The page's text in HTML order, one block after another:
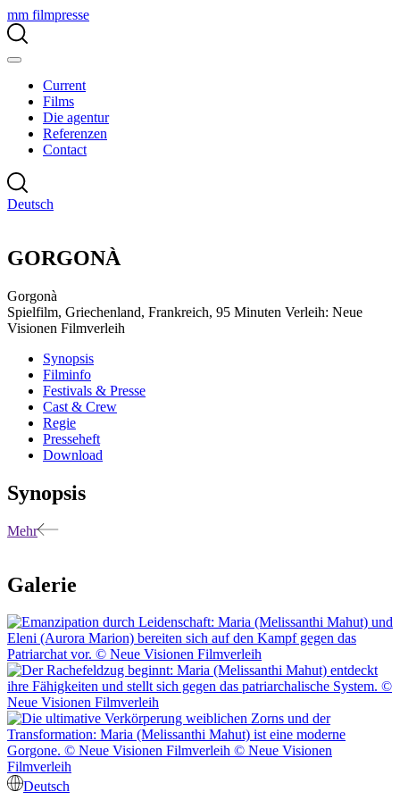
mm filmpresse
Current
Films
Die agentur
Referenzen
Contact
Deutsch
GORGONÀ
Gorgonà
Spielfilm, Griechenland, Frankreich, 95 Minuten Verleih: Neue
Visionen Filmverleih
Synopsis
Filminfo
Festivals & Presse
Cast & Crew
Regie
Presseheft
Download
Synopsis
Mehr
Galerie
Deutsch